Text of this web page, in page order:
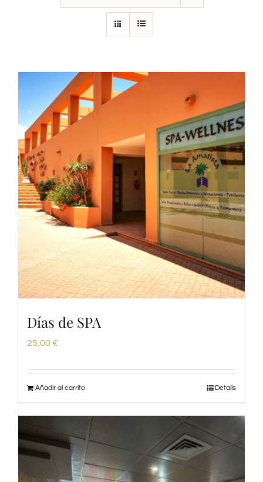
Días de SPA
25,00 €
Añadir al carrito Details